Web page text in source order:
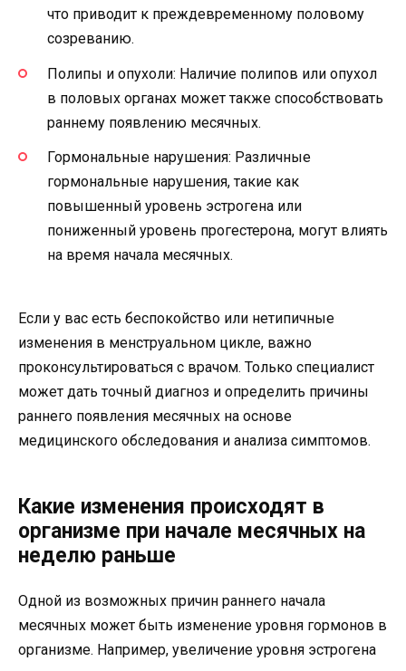
что приводит к преждевременному половому
созреванию.
Полипы и опухоли: Наличие полипов или опухол
в половых органах может также способствовать
раннему появлению месячных.
Гормональные нарушения: Различные
гормональные нарушения, такие как
повышенный уровень эстрогена или
пониженный уровень прогестерона, могут влиять
на время начала месячных.
Если у вас есть беспокойство или нетипичные
изменения в менструальном цикле, важно
проконсультироваться с врачом. Только специалист
может дать точный диагноз и определить причины
раннего появления месячных на основе
медицинского обследования и анализа симптомов.
Какие изменения происходят в
организме при начале месячных на
неделю раньше
Одной из возможных причин раннего начала
месячных может быть изменение уровня гормонов в
организме. Например, увеличение уровня эстрогена